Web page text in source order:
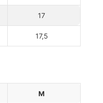
17
17,5
M